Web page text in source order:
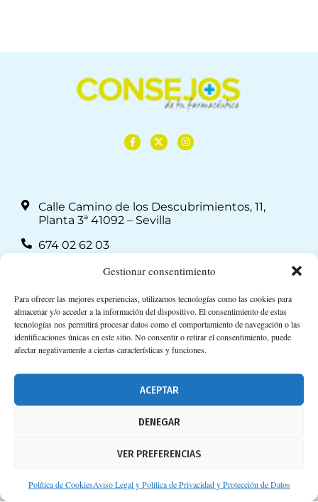
Gestionar consentimiento
Para ofrecer las mejores experiencias, utilizamos tecnologías como las cookies para
almacenar y/o acceder a la información del dispositivo. El consentimiento de estas
tecnologías nos permitirá procesar datos como el comportamiento de navegación o las
identificaciones únicas en este sitio. No consentir o retirar el consentimiento, puede
afectar negativamente a ciertas características y funciones.
ACEPTAR
DENEGAR
VER PREFERENCIAS
Política de CookiesAviso Legal y Política de Privacidad y Protección de Datos
Calle Camino de los Descubrimientos, 11,
Planta 3ª 41092 – Sevilla
674 02 62 03
info@consejosdetufarmaceutico.com
Aviso legal
Política de cookies
Protección de datos personales
Suscripción a Newsletter